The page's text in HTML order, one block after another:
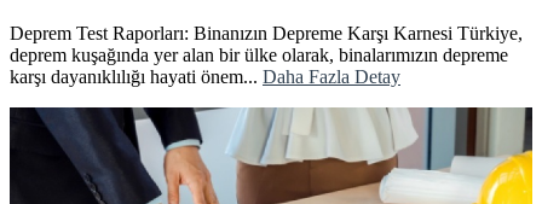
Deprem Test Raporları: Binanızın Depreme Karşı Karnesi Türkiye,
deprem kuşağında yer alan bir ülke olarak, binalarımızın depreme
karşı dayanıklılığı hayati önem... Daha Fazla Detay